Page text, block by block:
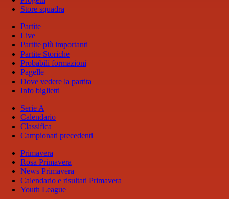
Store squadra
Partite
Live
Partite più importanti
Partite Storiche
Probabili formazioni
Pagelle
Dove vedere la partita
Info biglietti
Serie A
Calendario
Classifica
Campionati precedenti
Primavera
Rosa Primavera
News Primavera
Calendario e risultati Primavera
Youth League